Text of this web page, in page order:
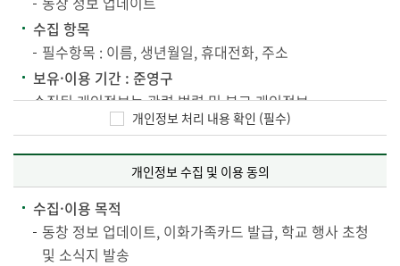
수집 항목
필수항목 : 이름, 생년월일, 휴대전화, 주소
보유·이용 기간 : 준영구
수집된 개인정보는 관련 법령 및 본교 개인정보
처리방침에 따라 안전하게 관리됩니다.
개인정보 처리 내용 확인 (필수)
개인정보 수집 및 이용 동의
수집·이용 목적
동창 정보 업데이트, 이화가족카드 발급, 학교 행사 초청
및 소식지 발송